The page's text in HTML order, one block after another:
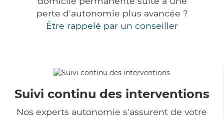
perte d'autonomie plus avancée ?
Être rappelé par un conseiller
Suivi continu des interventions
Nos experts autonomie s'assurent de votre